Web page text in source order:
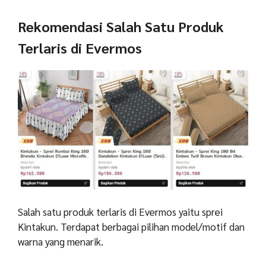
Rekomendasi Salah Satu Produk
Terlaris di Evermos
Salah satu produk terlaris di Evermos yaitu sprei
Kintakun. Terdapat berbagai pilihan model/motif dan
warna yang menarik.